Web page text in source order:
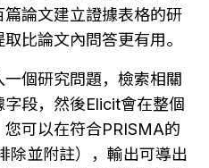
論文建立證據表格的研
比論文內問答更有用。
個研究問題，檢索相關
段，然後Elicit會在整個
可以在符合PRISMA的
除並附註），輸出可導出